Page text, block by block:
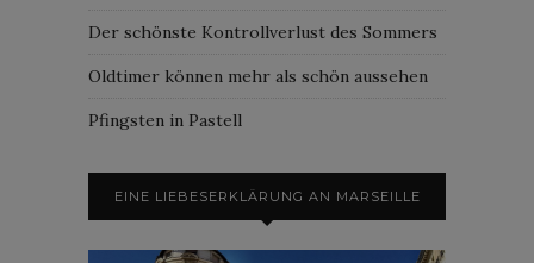
Der schönste Kontrollverlust des Sommers
Oldtimer können mehr als schön aussehen
Pfingsten in Pastell
EINE LIEBESERKLÄRUNG AN MARSEILLE